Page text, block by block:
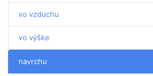
vo vzduchu
vo výške
navrchu